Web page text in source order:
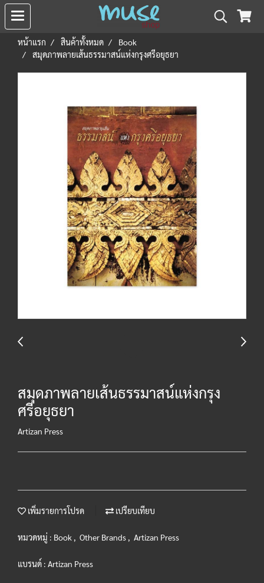
หน้าแรก สินค้าทั้งหมด
Book
สมุดภาพลายเส้นธรรมาสน์แห่งกรุงศรีอยุธยา
สมุดภาพลายเส้นธรรมาสน์แห่งกรุง
ศรีอยุธยา
Artizan Press
เพิ่มรายการโปรด เปรียบเทียบ
หมวดหมู่ : Book , Other Brands , Artizan Press
แบรนด์ : Artizan Press